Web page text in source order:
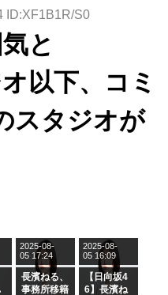
ID:XF1B1R/S0
と
以下、コミ
スタジオが
長濱ねる、
事務所移籍
2025-08-
05 17:24
【日向坂4
6】長濱ね
2025-08-
05 16:09